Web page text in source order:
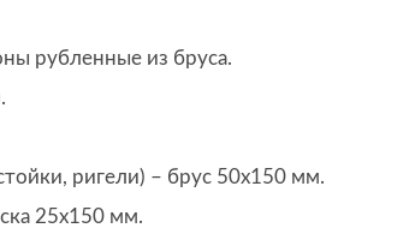
рубленные из бруса.
ригели) – брус 50х150 мм.
25х150 мм.